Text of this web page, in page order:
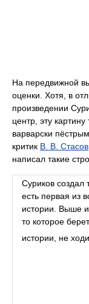
На передвижной
оценки. Хотя, в
произведении
центр, эту
варварски
критик В. В. Стасов
написал такие
Суриков создал
есть первая из
истории. Выше
то которое
истории, не